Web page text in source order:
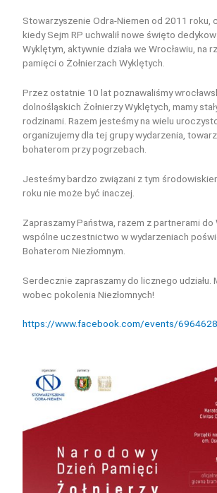
Stowarzyszenie Odra-Niemen od 2011 roku,
kiedy Sejm RP uchwalił nowe święto
Wyklętym, aktywnie działa we Wrocławiu, na
pamięci o Żołnierzach Wyklętych.
Przez ostatnie 10 lat poznawaliśmy
dolnośląskich Żołnierzy Wyklętych, mamy
rodzinami. Razem jesteśmy na wielu
organizujemy dla tej grupy wydarzenia,
bohaterom przy pogrzebach.
Jesteśmy bardzo związani z tym
roku nie może być inaczej.
Zapraszamy Państwa, razem z partnerami do
wspólne uczestnictwo w wydarzeniach
Bohaterom Niezłomnym.
Serdecznie zapraszamy do licznego udziału.
wobec pokolenia Niezłomnych!
https://www.facebook.com/events/